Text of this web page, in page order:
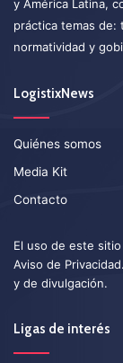
y América Latina,
práctica temas
normatividad y
LogistixNews
Quiénes somos
Media Kit
Contacto
El uso de este
Aviso de Privacidad
y de divulgación.
Ligas de interés